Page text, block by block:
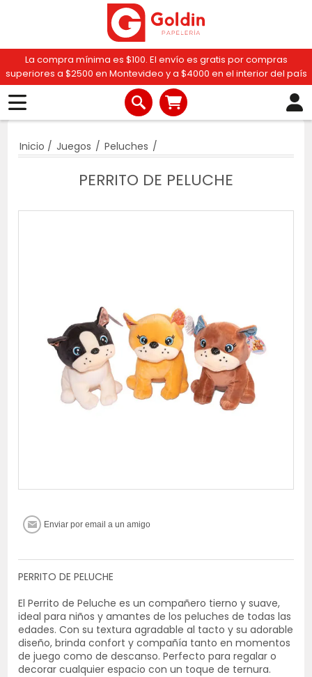
La compra mínima es $100. El envío es gratis por compras
superiores a $2500 en Montevideo y a $4000 en el interior del país
Inicio / Juegos / Peluches /
PERRITO DE PELUCHE
PERRITO DE PELUCHE
El Perrito de Peluche es un compañero tierno y suave,
ideal para niños y amantes de los peluches de todas las
edades. Con su textura agradable al tacto y su adorable
diseño, brinda confort y compañía tanto en momentos
de juego como de descanso. Perfecto para regalar o
decorar cualquier espacio con un toque de ternura.